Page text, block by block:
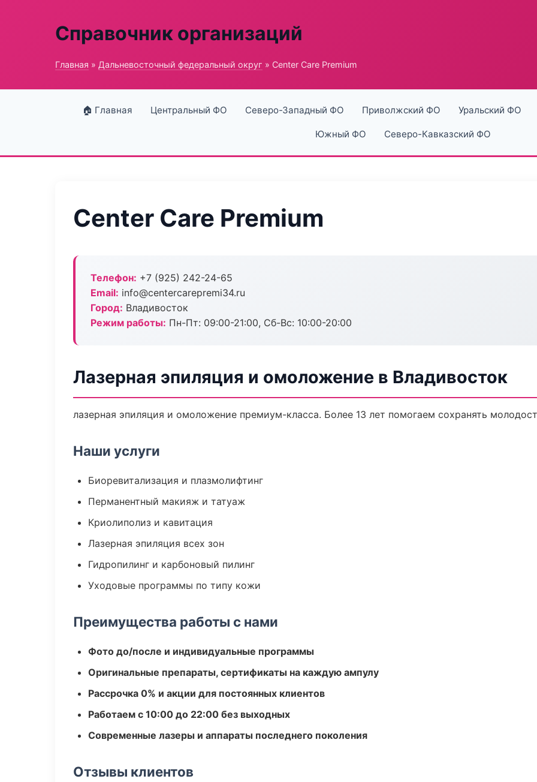
Справочник организаций
Главная » Дальневосточный федеральный округ » Center Care Premium
🏠 Главная Центральный ФО Северо-Западный ФО Приволжский ФО Уральский ФО
Южный ФО Северо-Кавказский ФО
Center Care Premium
Телефон: +7 (925) 242-24-65
Email: info@centercarepremi34.ru
Город: Владивосток
Режим работы: Пн-Пт: 09:00-21:00, Сб-Вс: 10:00-20:00
Лазерная эпиляция и омоложение в Владивосток
лазерная эпиляция и омоложение премиум-класса. Более 13 лет помогаем сохранять
Наши услуги
Биоревитализация и плазмолифтинг
Перманентный макияж и татуаж
Криолиполиз и кавитация
Лазерная эпиляция всех зон
Гидропилинг и карбоновый пилинг
Уходовые программы по типу кожи
Преимущества работы с нами
Фото до/после и индивидуальные программы
Оригинальные препараты, сертификаты на каждую ампулу
Рассрочка 0% и акции для постоянных клиентов
Работаем с 10:00 до 22:00 без выходных
Современные лазеры и аппараты последнего поколения
Отзывы клиентов